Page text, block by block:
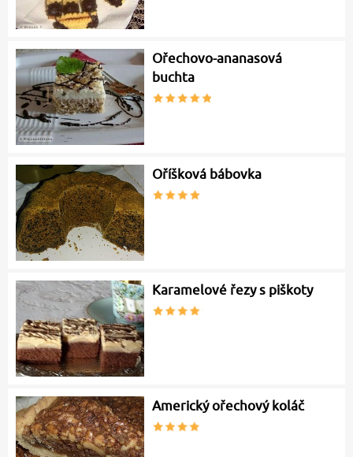
Ořechovo-ananasová
buchta
Oříšková bábovka
Karamelové řezy s piškoty
Americký ořechový koláč